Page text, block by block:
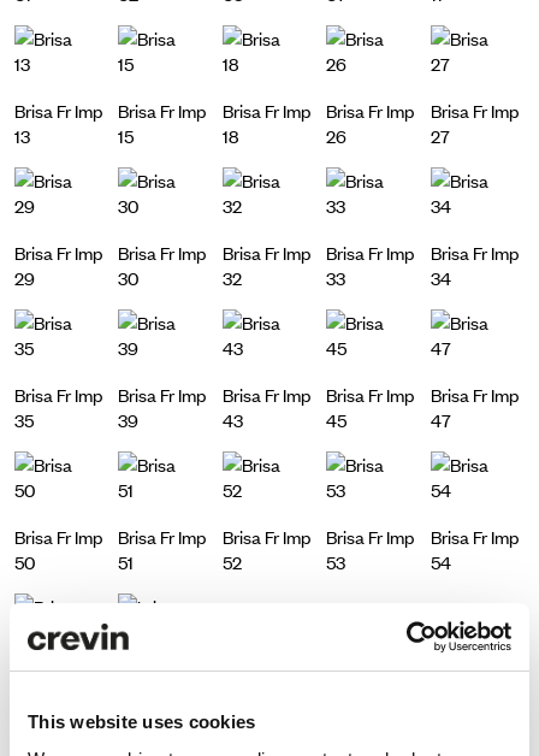
This website uses cookies
Brisa Fr Imp
13
Brisa Fr Imp
15
Brisa Fr Imp
18
Brisa Fr Imp
26
Brisa Fr Imp
27
Brisa Fr Imp
29
Brisa Fr Imp
30
Brisa Fr Imp
32
Brisa Fr Imp
33
Brisa Fr Imp
34
Brisa Fr Imp
35
Brisa Fr Imp
39
Brisa Fr Imp
43
Brisa Fr Imp
45
Brisa Fr Imp
47
Brisa Fr Imp
50
Brisa Fr Imp
51
Brisa Fr Imp
52
Brisa Fr Imp
53
Brisa Fr Imp
54
Brisa Fr Imp
Brisa Fr Imp